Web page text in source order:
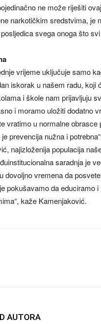
ne može riješiti
narkotičkim sredstvima, je
svega onoga što
vrijeme uključuje samo
iskorak u našem radu,
i škole nam prijavljuju
i moramo uložiti dodatno
vratimo u normalne
prevencija nužna i
najizloženija populacija
saradnja je
dovoljno vremena da
pokušavamo da educiramo
kaže Kamenjaković.
AUTORA